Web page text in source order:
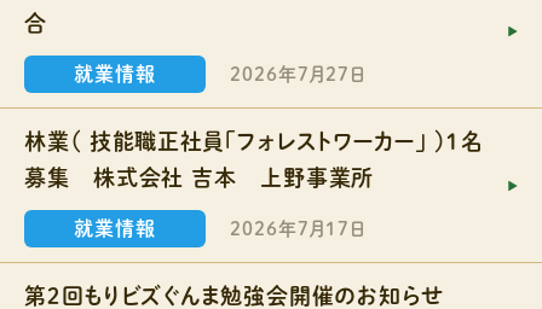
就業情報
合
2026年7月27日
就業情報
林業（ 技能職正社員「フォレストワーカー」 ）１名
募集 株式会社 吉本 上野事業所
2026年7月17日
第２回もりビズぐんま勉強会開催のお知らせ